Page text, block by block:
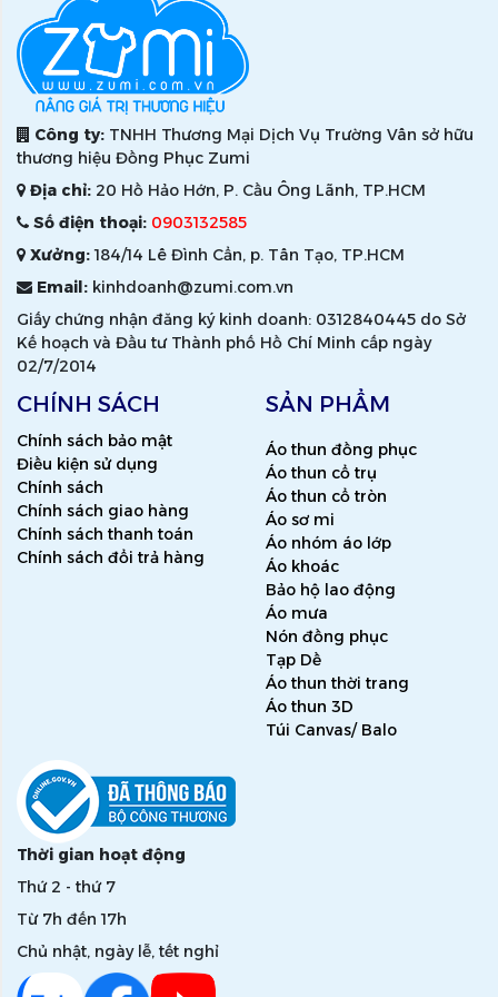
Công ty: TNHH Thương Mại Dịch Vụ Trường Vân sở hữu
thương hiệu Đồng Phục Zumi
Địa chỉ: 20 Hồ Hảo Hớn, P. Cầu Ông Lãnh, TP.HCM
Số điện thoại: 0903132585
Xưởng:184/14 Lê Đình Cẩn, p. Tân Tạo, TP.HCM
Email: kinhdoanh@zumi.com.vn
Giấy chứng nhận đăng ký kinh doanh: 0312840445 do Sở
Kế hoạch và Đầu tư Thành phố Hồ Chí Minh cấp ngày
02/7/2014
CHÍNH SÁCH
Chính sách bảo mật
Điều kiện sử dụng
Chính sách
Chính sách giao hàng
Chính sách thanh toán
Chính sách đổi trả hàng
SẢN PHẨM
Áo thun đồng phục
Áo thun cổ trụ
Áo thun cổ tròn
Áo sơ mi
Áo nhóm áo lớp
Áo khoác
Bảo hộ lao động
Áo mưa
Nón đồng phục
Tạp Dề
Áo thun thời trang
Áo thun 3D
Túi Canvas/ Balo
Thời gian hoạt động
Thứ 2 - thứ 7
Từ 7h đến 17h
Chủ nhật, ngày lễ, tết nghỉ